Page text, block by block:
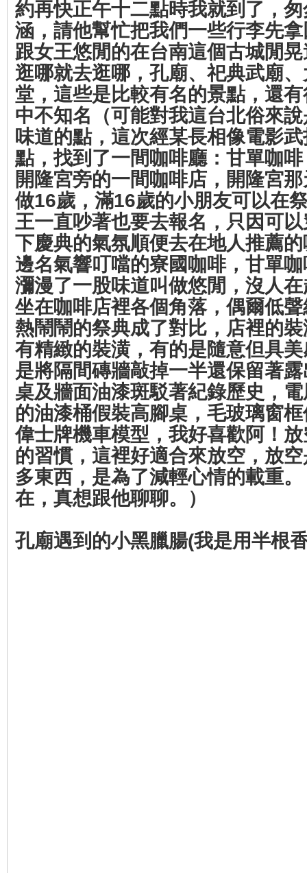
約再快正午十二點時我就到了，
涵，請他幫忙把我們一些行李先
跟女王悠閒的在台南這個古城閒
逛哪就去逛哪，孔廟、祀典武廟
堂，這些是比較有名的景點，還
中不知名（可能對我這台北俗來
味道的點，這次經某長相像電影
點，找到了一間咖啡廳：甘單咖
開隆宮旁的一間咖啡店，開隆宮
做16歲，滿16歲的小朋友可以在
王一直吵著也要去報名，只因可
下慶典的氣氛順便去在地人推薦
邊名氣響叮噹的寮國咖啡，甘單
瀰漫了一股味道叫做悠閒，沒人
坐在咖啡店裡各個角落，偶爾低
熱鬧鬧的祭典成了對比，店裡的
有精緻的裝潢，有的是隨意但具
是將隔間磚牆敲掉一半還保留著
桌及牆面油漆斑駁著紀錄歷史，
的油漆桶假裝高腳桌，毛玻璃窗
偉士牌機車模型，我好喜歡阿！
的習慣，這裡好適合來放空，放
多東西，是為了減輕心情的載重
在，真想跟他聊聊。）
孔廟遇到的小黑臘腸(我是用半根